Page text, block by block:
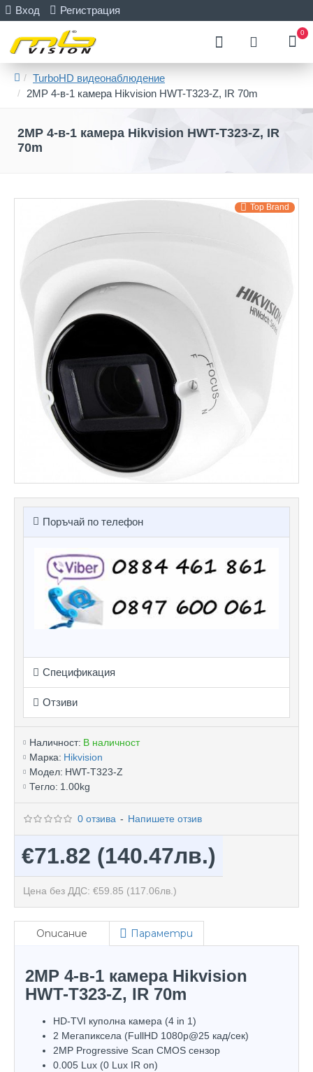
Вход Регистрация
0
TurboHD видеонаблюдение
2MP 4-в-1 камера Hikvision HWT-T323-Z, IR 70m
2MP 4-в-1 камера Hikvision HWT-T323-Z, IR
70m
Top Brand
Поръчай по телефон
Спецификация
Отзиви
Наличност: В наличност
Марка: Hikvision
Модел: HWT-T323-Z
Тегло: 1.00kg
0 отзива - Напишете отзив
€71.82 (140.47лв.)
Цена без ДДС: €59.85 (117.06лв.)
Описание Параметри
2MP 4-в-1 камера Hikvision
HWT-T323-Z, IR 70m
HD-TVI куполна камера (4 in 1)
2 Мегапиксела (FullHD 1080p@25 кад/сек)
2MP Progressive Scan CMOS сензор
0.005 Lux (0 Lux IR on)